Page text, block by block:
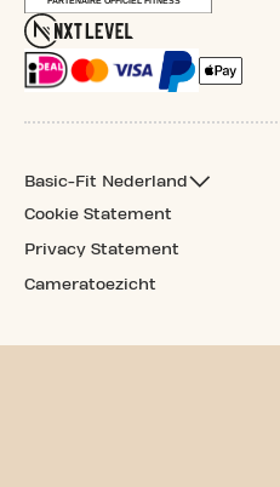
Basic-Fit Nederland
Cookie Statement
Privacy Statement
Cameratoezicht